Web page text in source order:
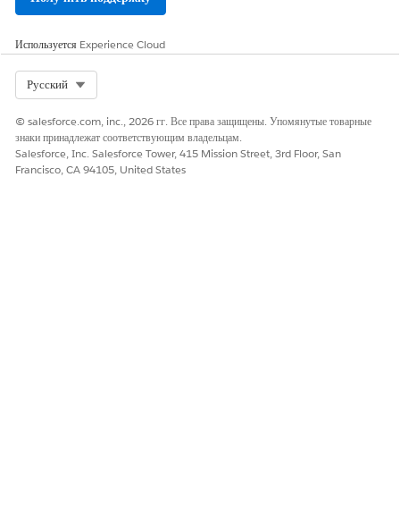
Уменьшите ручные вмешательства для обновления разных
объектов и прыжков между экранами, используя возможности
Agentforce для управления сайтом.
ЭТА СТАТЬЯ РЕШИЛА ВАШУ ПРОБЛЕМУ?
Оставьте свой отзыв, чтобы мы могли стать лучше!
Используется Experience Cloud
Русский
© salesforce.com, inc., 2026 гг. Все права защищены. Упомянутые товарные
знаки принадлежат соответствующим владельцам.
Salesforce, Inc. Salesforce Tower, 415 Mission Street, 3rd Floor, San
Francisco, CA 94105, United States